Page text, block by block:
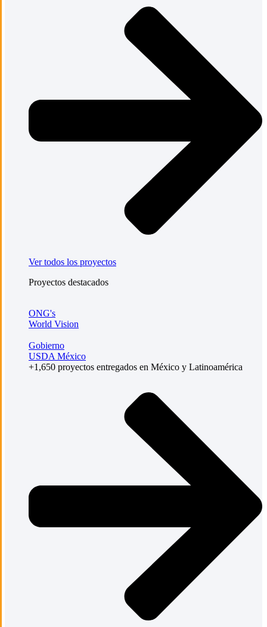
Ver todos los proyectos
Proyectos destacados
ONG's
World Vision
Gobierno
USDA México
+1,650 proyectos entregados en México y Latinoamérica